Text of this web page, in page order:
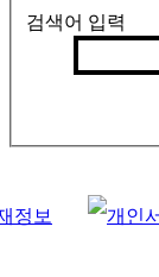
검색어 입력